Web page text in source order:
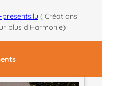
( Créations
plus d’Harmonie)